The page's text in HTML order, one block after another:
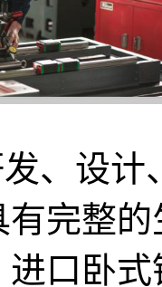
、设
完整
口卧